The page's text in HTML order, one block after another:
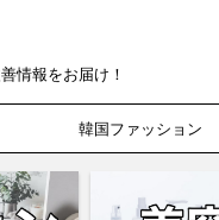
情報をお届け！
韓国ファッション